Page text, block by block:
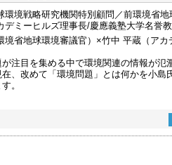
環境戦略研究機関特別顧問／前環境省
デミーヒルズ理事長/慶應義塾大学名誉
境省地球環境審議官）×竹中 平蔵（アカ
注目を集める中で環境関連の情報が氾
、改めて「環境問題」とは何かを小島
。